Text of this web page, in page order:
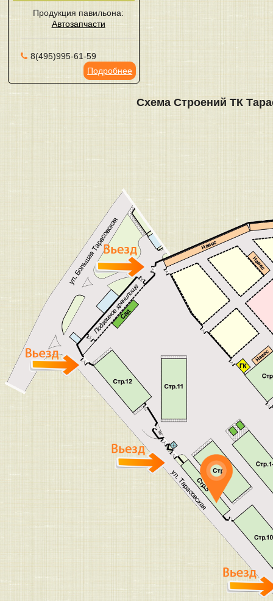
Продукция павильона:
Автозапчасти
8(495)995-61-59
Подробнее
Схема Строений ТК